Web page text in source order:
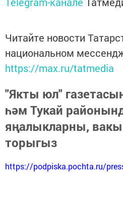
Читайте новости
национальном
https://max.ru/tatmedia
"Якты юл"
һәм Тукай
яңалыкларны,
торыгыз
https://podpiska.pochta.ru/